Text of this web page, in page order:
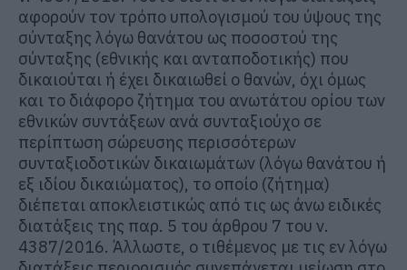
αφορούν τον τρόπο υπολογισμού του ύψους της
σύνταξης λόγω θανάτου ως ποσοστού της
σύνταξης (εθνικής και ανταποδοτικής) που
δικαιούται ή έχει δικαιωθεί ο θανών, όχι όμως
και το διάφορο ζήτημα του ανωτάτου ορίου των
εθνικών συντάξεων ανά συνταξιούχο σε
περίπτωση σώρευσης περισσότερων
συνταξιοδοτικών δικαιωμάτων (λόγω θανάτου ή
εξ ιδίου δικαιώματος), το οποίο (ζήτημα)
διέπεται αποκλειστικώς από τις ως άνω ειδικές
διατάξεις της παρ. 5 του άρθρου 7 του ν.
4387/2016. Άλλωστε, ο τιθέμενος με τις εν λόγω